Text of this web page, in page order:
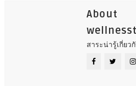
About
สาระน่ารู้เกี่ยว